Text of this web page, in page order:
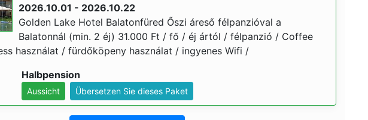
2026.10.01 - 2026.10.22
Golden Lake Hotel Balatonfüred Őszi áreső félpanzióval a
Balatonnál (min. 2 éj) 31.000 Ft / fő / éj ártól / félpanzió / Coffee
használat / fürdőköpeny használat / ingyenes Wifi /
Halbpension
Aussicht Übersetzen Sie dieses Paket